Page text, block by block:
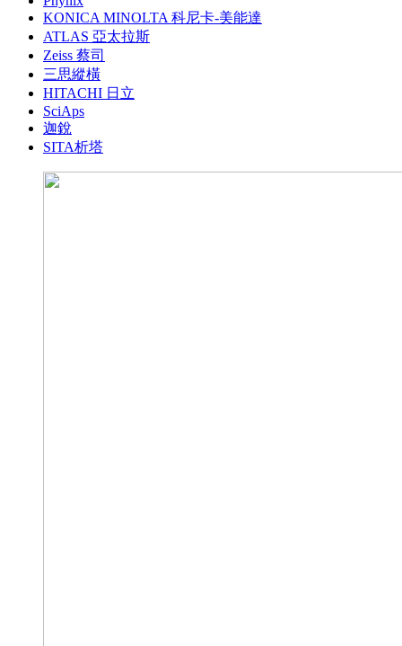
KONICA MINOLTA 科尼卡-美能達
ATLAS 亞太拉斯
Zeiss 蔡司
三思縱橫
HITACHI 日立
SciAps
迦銳
SITA析塔